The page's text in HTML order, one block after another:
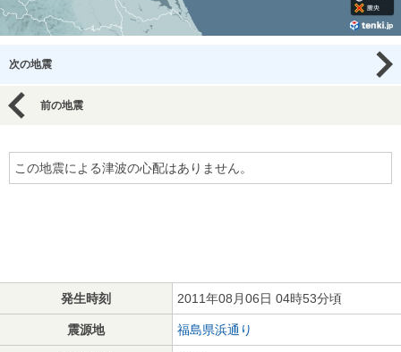
次の地震
前の地震
この地震による津波の心配はありません。
発生時刻 2011年08月06日 04時53分頃
震源地 福島県浜通り